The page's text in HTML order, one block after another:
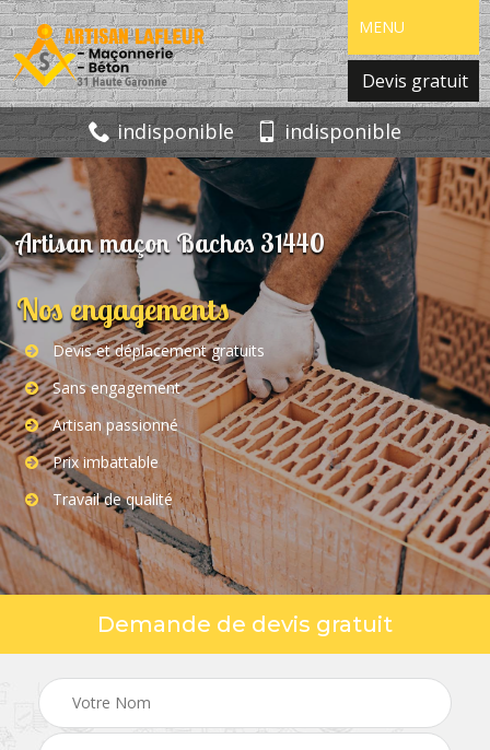
MENU
Devis gratuit
indisponible indisponible
Artisan maçon Bachos 31440
Nos engagements
Devis et déplacement gratuits
Sans engagement
Artisan passionné
Prix imbattable
Travail de qualité
Demande de devis gratuit